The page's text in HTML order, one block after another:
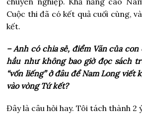
Cuộc thi đã có kết quả cuối cùng,
kết.
– Anh có chia sẻ, điểm Văn của con
hầu như không bao giờ đọc sách
“vốn liếng” ở đâu để Nam Long viết
vào vòng Tứ kết?
Đây là câu hỏi hay. Tôi tách thành 2